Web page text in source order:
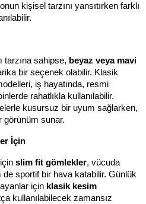
kişisel tarzını yansıtırken farklı
tarzına sahipse, beyaz veya mavi
bir seçenek olabilir. Klasik
iş hayatında, resmi
kusursuz bir uyum sağlarken,
görünüm sunar.
İçin
slim fit gömlekler, vücuda
de sportif bir hava katabilir. Günlük
için klasik kesim
kullanılabilecek zamansız